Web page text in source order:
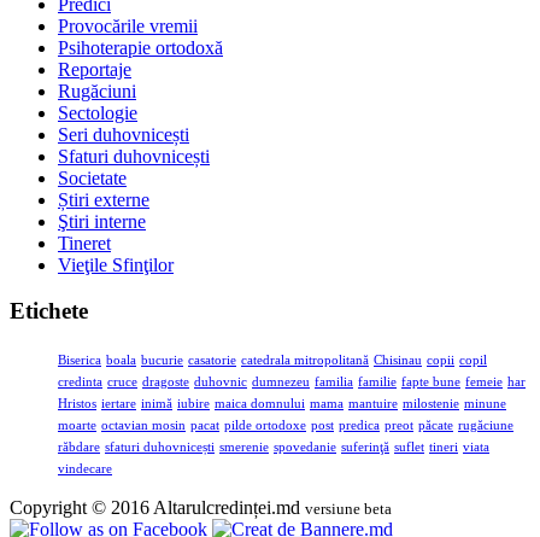
Provocările vremii
Psihoterapie ortodoxă
Reportaje
Rugăciuni
Sectologie
Seri duhovnicești
Sfaturi duhovnicești
Societate
Știri externe
Ştiri interne
Tineret
Vieţile Sfinţilor
Etichete
Biserica boala bucurie casatorie catedrala mitropolitană Chisinau copii copil
credinta cruce dragoste duhovnic dumnezeu familia familie fapte bune femeie har
Hristos iertare inimă iubire maica domnului mama mantuire milostenie minune
moarte octavian mosin pacat pilde ortodoxe post predica preot păcate rugăciune
răbdare sfaturi duhovnicești smerenie spovedanie suferinţă suflet tineri viata
vindecare
Copyright © 2016 Altarulcredinței.md versiune beta